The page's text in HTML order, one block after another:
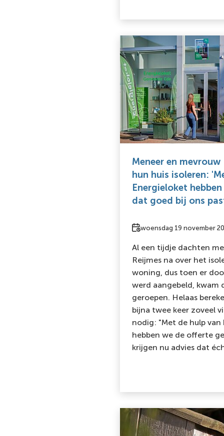
Meneer en
hun huis isoleren:
Energieloket
dat goed bij ons
Datum
woensdag 19 november
Al een tijdje dachten
Reijmes na over het
woning, dus toen er
werd aangebeld, kwam
geroepen. Helaas
bijna twee keer zoveel
nodig: "Met de hulp
hebben we de offerte
krijgen nu advies dat